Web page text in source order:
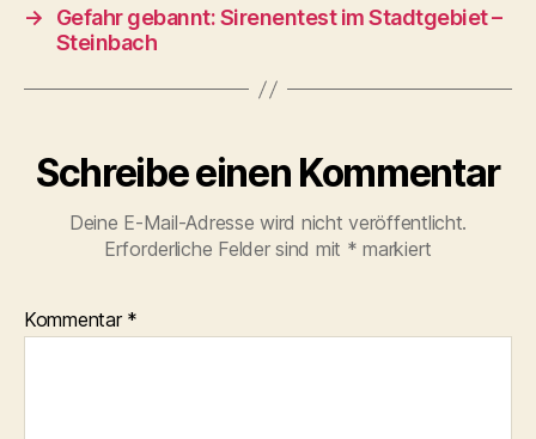
→
Gefahr gebannt: Sirenentest im Stadtgebiet –
Steinbach
Schreibe einen Kommentar
Deine E-Mail-Adresse wird nicht veröffentlicht.
Erforderliche Felder sind mit * markiert
Kommentar *